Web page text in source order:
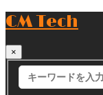
CM Tech
×